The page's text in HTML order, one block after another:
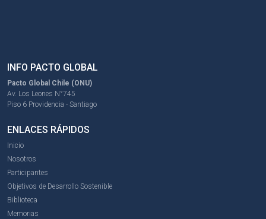
INFO PACTO GLOBAL
Pacto Global Chile (ONU)
Av. Los Leones N°745
Piso 6 Providencia - Santiago
ENLACES RÁPIDOS
Inicio
Nosotros
Participantes
Objetivos de Desarrollo Sostenible
Biblioteca
Memorias